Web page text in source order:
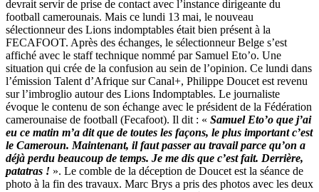
devrait servir de prise de contact avec l’instance dirigeante du
football camerounais. Mais ce lundi 13 mai, le nouveau
sélectionneur des Lions indomptables était bien présent à la
FECAFOOT. Après des échanges, le sélectionneur Belge s’est
affiché avec le staff technique nommé par Samuel Eto’o. Une
situation qui crée de la confusion au sein de l’opinion. Ce lundi dans
l’émission Talent d’Afrique sur Canal+, Philippe Doucet est revenu
sur l’imbroglio autour des Lions Indomptables. Le journaliste
évoque le contenu de son échange avec le président de la Fédération
camerounaise de football (Fecafoot). Il dit : « Samuel Eto’o que j’ai
eu ce matin m’a dit que de toutes les façons, le plus important c’est
le Cameroun. Maintenant, il faut passer au travail parce qu’on a
déjà perdu beaucoup de temps. Je me dis que c’est fait. Derrière,
patatras ! ». Le comble de la déception de Doucet est la séance de
photo à la fin des travaux. Marc Brys a pris des photos avec les deux